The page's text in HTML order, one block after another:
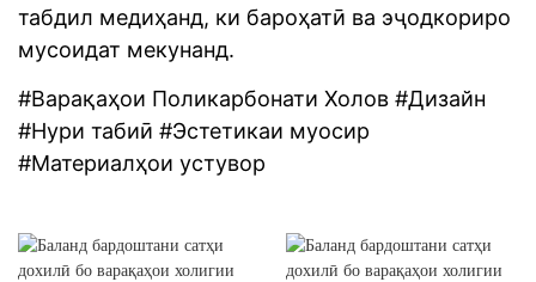
табдил медиҳанд, ки бароҳатӣ ва эҷодкориро
мусоидат мекунанд.
#Варақаҳои Поликарбонати Холов #Дизайн
#Нури табиӣ #Эстетикаи муосир
#Материалҳои устувор